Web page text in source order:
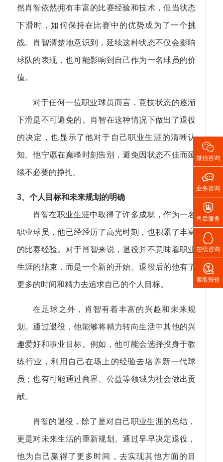
然肖智依然拥有丰富的比赛经验和技术，但当状态
下滑时，如何保持在比赛中的优势成为了一个挑
战。肖智清楚地意识到，延续这种状态不仅会影响
球队的表现，也可能影响到自己作为一名球员的价
值。
对于任何一位职业球员而言，竞技状态的逐渐
下滑是不可避免的。肖智在这种情况下做出了退役
的决定，也显示了他对于自己职业生涯的清晰认
知。他宁愿在巅峰时刻告别，避免因状态不佳而延
续不必要的挣扎。
3、个人目标和未来规划的明确
肖智在职业生涯中取得了许多成就，作为一名
职业球员，他已经经历了高光时刻，也积累了丰富
的比赛经验。对于肖智来说，退役并不意味着职业
生涯的结束，而是一个新的开始。退役后的他有了
更多的时间和精力去追求自己的个人目标。
在足球之外，肖智有着丰富的兴趣和未来规
划。通过退役，他能够将精力转向生活中其他的兴
趣爱好和事业目标。例如，他可能会选择投身于教
练行业，利用自己在场上的经验去培养新一代球
员；也有可能通过商界、公益等领域为社会做出贡
献。
肖智的退役，除了是对自己职业生涯的总结，
更是对未来生活的重新规划。通过早早决定退役，
他为自己赢得了更多时间，去实现其他方面的目

微信咨询

业务咨询

售后服务

在线咨询

索取报价